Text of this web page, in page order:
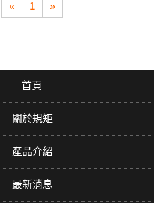
« 1 »
首頁
關於規矩
產品介紹
最新消息